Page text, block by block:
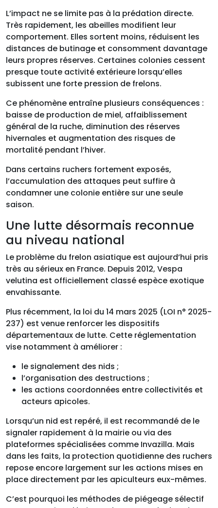
L’impact ne se limite pas à la prédation directe.
Très rapidement, les abeilles modifient leur
comportement. Elles sortent moins, réduisent les
distances de butinage et consomment davantage
leurs propres réserves. Certaines colonies cessent
presque toute activité extérieure lorsqu’elles
subissent une forte pression de frelons.
Ce phénomène entraîne plusieurs conséquences :
baisse de production de miel, affaiblissement
général de la ruche, diminution des réserves
hivernales et augmentation des risques de
mortalité pendant l’hiver.
Dans certains ruchers fortement exposés,
l’accumulation des attaques peut suffire à
condamner une colonie entière sur une seule
saison.
Une lutte désormais reconnue
au niveau national
Le problème du frelon asiatique est aujourd’hui pris
très au sérieux en France. Depuis 2012, Vespa
velutina est officiellement classé espèce exotique
envahissante.
Plus récemment, la loi du 14 mars 2025 (LOI n° 2025-
237) est venue renforcer les dispositifs
départementaux de lutte. Cette réglementation
vise notamment à améliorer :
le signalement des nids ;
l’organisation des destructions ;
les actions coordonnées entre collectivités et
acteurs apicoles.
Lorsqu’un nid est repéré, il est recommandé de le
signaler rapidement à la mairie ou via des
plateformes spécialisées comme Invazilla. Mais
dans les faits, la protection quotidienne des ruchers
repose encore largement sur les actions mises en
place directement par les apiculteurs eux-mêmes.
C’est pourquoi les méthodes de piégeage sélectif